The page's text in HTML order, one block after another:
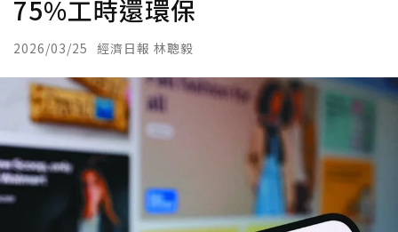
75%工時還環保
2026/03/25 經濟日報 林聰毅